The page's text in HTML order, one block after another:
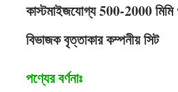
কাস্টমাইজযোগ্য 500-2000 মিমি
বিভাজক বৃত্তাকার কম্পনীয় সিট
পণ্যের বর্ণনাঃ